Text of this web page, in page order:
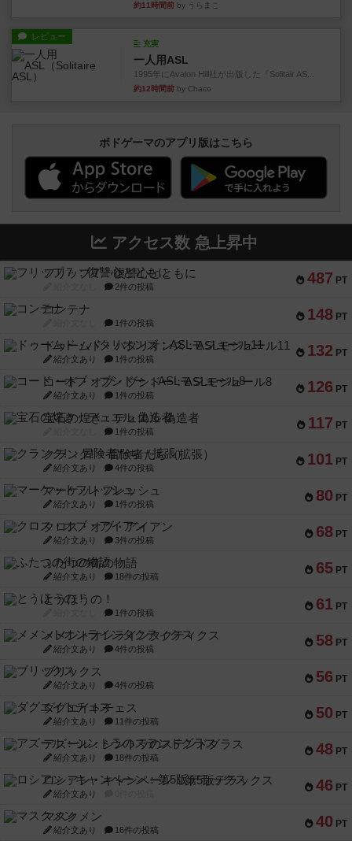
約11時間前 by うらまこ
レビュー
充実
一人用ASL
1995年にAvalon Hill社が出版した『Solitair AS...
約12時間前 by Chaco
ボドゲーマのアプリ版はこちら
アクセス数 急上昇中
487 PT
フリップ７：復讐心とともに
2件の投稿
148 PT
コンテナ
1件の投稿
132 PT
ドゥームド・バタリオンズ：ASLモジュール11
紹介文あり 1件の投稿
126 PT
コード・オブ・ブシドー：ASLモジュール8
紹介文あり 1件の投稿
117 PT
宝石の煌き：デュエル 偽造者
1件の投稿
101 PT
クランク! ：冒険者たち（拡張）
紹介文あり 4件の投稿
80 PT
マーケットフレッシュ
紹介文あり 1件の投稿
68 PT
クロス・オブ・アイアン
紹介文あり 3件の投稿
65 PT
ふたつの街の物語
紹介文あり 18件の投稿
61 PT
とうほうの！
1件の投稿
58 PT
メメントオンラインタクティクス
紹介文あり 4件の投稿
56 PT
ブリックス
紹介文あり 4件の投稿
50 PT
ダグエイトチェス
紹介文あり 11件の投稿
48 PT
アズール：シントラのステンドグラス
紹介文あり 18件の投稿
46 PT
ロシアン・キャンペーン：第5版デラックス
紹介文あり
40 PT
マスクメン
紹介文あり 16件の投稿